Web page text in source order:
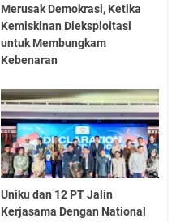
Merusak Demokrasi, Ketika
Kemiskinan Dieksploitasi
untuk Membungkam
Kebenaran
Uniku dan 12 PT Jalin
Kerjasama Dengan National